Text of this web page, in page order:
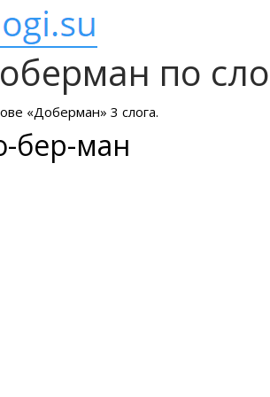
по
«Доберман» 3 слога.
бер-ман